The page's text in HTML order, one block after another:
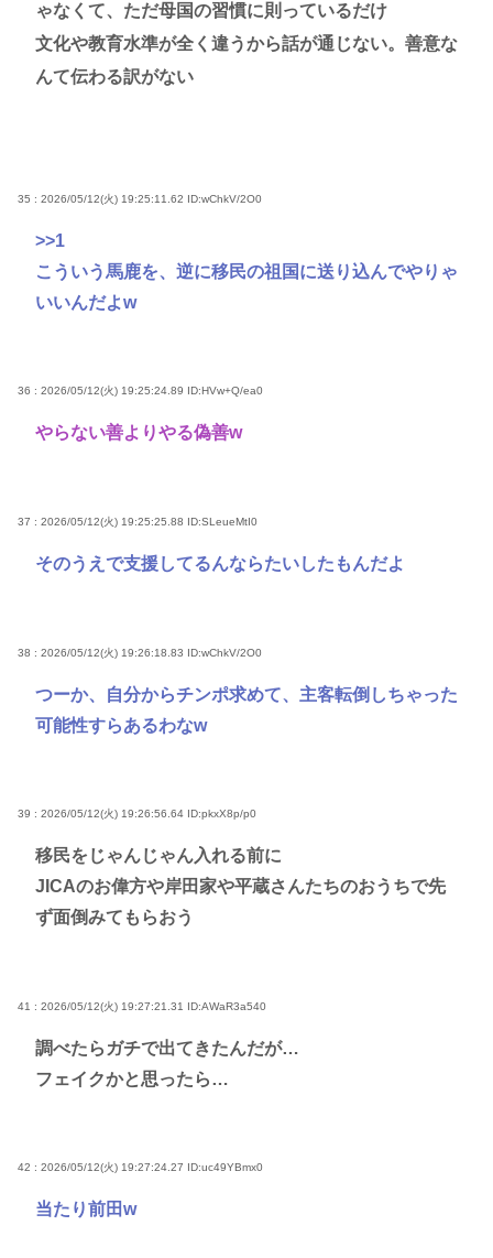
ゃなくて、ただ母国の習慣に則っているだけ
文化や教育水準が全く違うから話が通じない。善意な
んて伝わる訳がない
35 : 2026/05/12(火) 19:25:11.62 ID:wChkV/2O0
>>1
こういう馬鹿を、逆に移民の祖国に送り込んでやりゃ
いいんだよw
36 : 2026/05/12(火) 19:25:24.89 ID:HVw+Q/ea0
やらない善よりやる偽善w
37 : 2026/05/12(火) 19:25:25.88 ID:SLeueMtI0
そのうえで支援してるんならたいしたもんだよ
38 : 2026/05/12(火) 19:26:18.83 ID:wChkV/2O0
つーか、自分からチンポ求めて、主客転倒しちゃった
可能性すらあるわなw
39 : 2026/05/12(火) 19:26:56.64 ID:pkxX8p/p0
移民をじゃんじゃん入れる前に
JICAのお偉方や岸田家や平蔵さんたちのおうちで先
ず面倒みてもらおう
41 : 2026/05/12(火) 19:27:21.31 ID:AWaR3a540
調べたらガチで出てきたんだが…
フェイクかと思ったら…
42 : 2026/05/12(火) 19:27:24.27 ID:uc49YBmx0
当たり前田w